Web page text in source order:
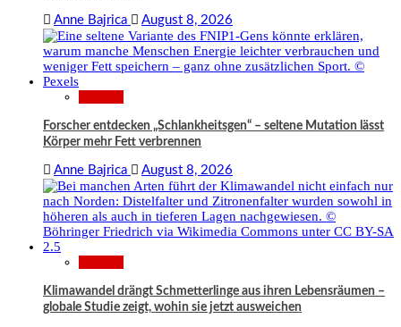
Anne Bajrica August 8, 2026
Forscher entdecken „Schlankheitsgen“ – seltene Mutation lässt
Körper mehr Fett verbrennen
Anne Bajrica August 8, 2026
Klimawandel drängt Schmetterlinge aus ihren Lebensräumen –
globale Studie zeigt, wohin sie jetzt ausweichen